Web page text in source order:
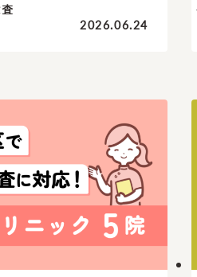
2026.06.24